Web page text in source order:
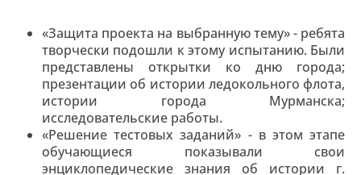
«Защита проекта на выбранную тему» - ребята
творчески подошли к этому испытанию. Были
представлены открытки ко дню города;
презентации об истории ледокольного флота,
истории города Мурманска;
исследовательские работы.
«Решение тестовых заданий» - в этом этапе
обучающиеся показывали свои
энциклопедические знания об истории г.